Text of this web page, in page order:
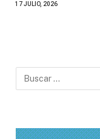
17 JULIO, 2026